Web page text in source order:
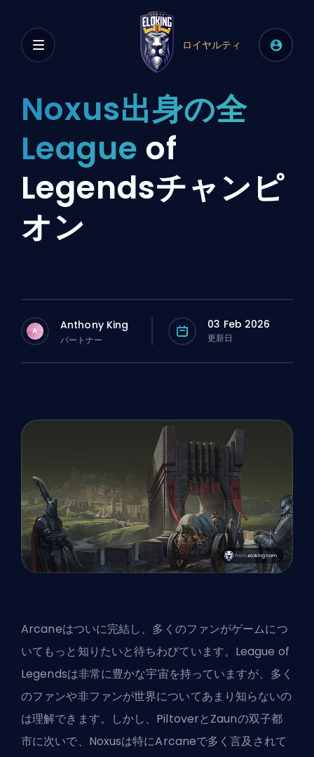
ロイヤルティ
Noxus出身の全
League of
Legendsチャンピ
オン
A Anthony King
パートナー
03 Feb 2026
更新日
Arcaneはついに完結し、多くのファンがゲームにつ
いてもっと知りたいと待ちわびています。League of
Legendsは非常に豊かな宇宙を持っていますが、多く
のファンや非ファンが世界についてあまり知らないの
は理解できます。しかし、PiltoverとZaunの双子都
市に次いで、Noxusは特にArcaneで多く言及されて